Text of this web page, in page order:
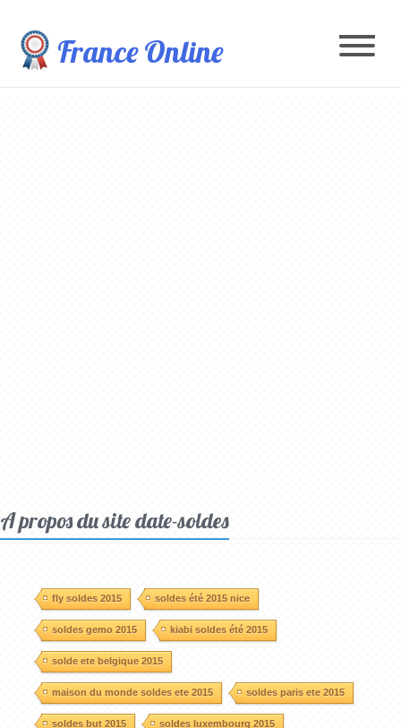
France Online
A propos du site date-soldes
fly soldes 2015 soldes été 2015 nice
soldes gemo 2015 kiabi soldes été 2015
solde ete belgique 2015
maison du monde soldes ete 2015 soldes paris ete 2015
soldes but 2015 soldes luxembourg 2015